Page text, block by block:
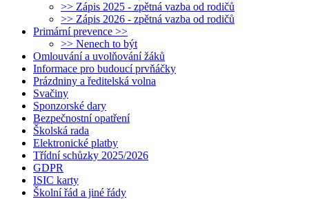
>> Zápis 2025 - zpětná vazba od rodičů
>> Zápis 2026 - zpětná vazba od rodičů
Primární prevence >>
>> Nenech to být
Omlouvání a uvolňování žáků
Informace pro budoucí prvňáčky
Prázdniny a ředitelská volna
Svačiny
Sponzorské dary
Bezpečnostní opatření
Školská rada
Elektronické platby
Třídní schůzky 2025/2026
GDPR
ISIC karty
Školní řád a jiné řády